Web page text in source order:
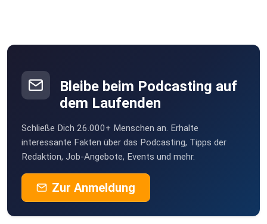
Bleibe beim Podcasting auf
dem Laufenden
Schließe Dich 26.000+ Menschen an. Erhalte
interessante Fakten über das Podcasting, Tipps der
Redaktion, Job-Angebote, Events und mehr.
Zur Anmeldung